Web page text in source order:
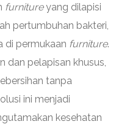
furnitureyang dilapisi
pertumbuhan bakteri,
di permukaan furniture.
dan pelapisan khusus,
tanpa
ini menjadi
kesehatan